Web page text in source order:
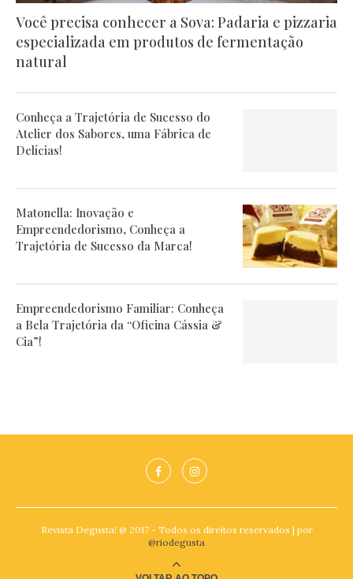
Você precisa conhecer a Sova: Padaria e pizzaria
especializada em produtos de fermentação
natural
Conheça a Trajetória de Sucesso do
Atelier dos Sabores, uma Fábrica de
Delícias!
Matonella: Inovação e
Empreendedorismo, Conheça a
Trajetória de Sucesso da Marca!
Empreendedorismo Familiar: Conheça
a Bela Trajetória da “Oficina Cássia &
Cia”!
Revista Degusta! @ 2017 - Todos os direitos reservados | por
@riodegusta